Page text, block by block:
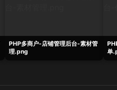
PHP多商户-店铺管理后台-素材管
理.png
单